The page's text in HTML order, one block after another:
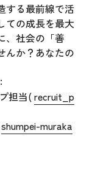
する最前線で活
ての成長を最大
、社会の「善
んか？あなたの
担当(recruit_p
shumpei-muraka